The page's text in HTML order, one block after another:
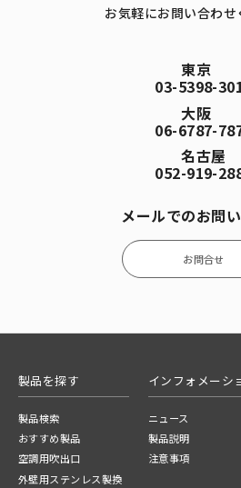
お気軽にお問い合わせ
東京
03-5398-
大阪
06-6787-
名古屋
052-919-
メールでのお問
お問合せ
製品を探す
製品検索
おすすめ製品
空調用吹出口
外壁用ステンレス製換
インフォメーシ
ニュース
製品説明
注意事項